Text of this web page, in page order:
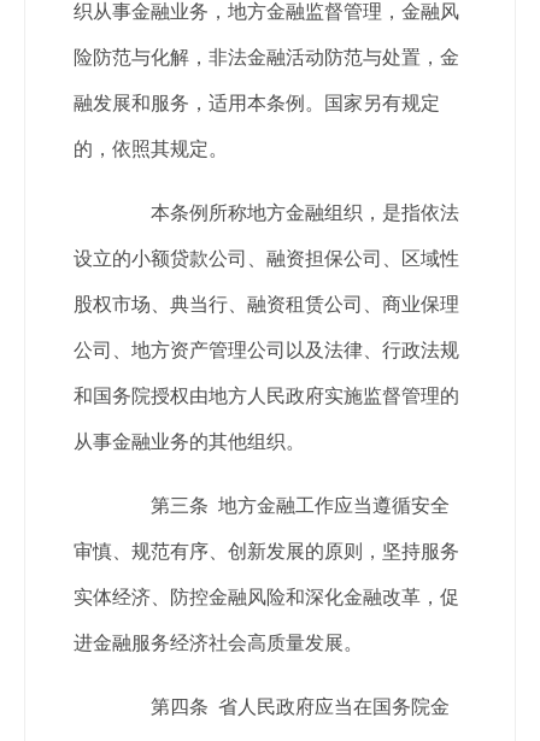
织从事金融业务，地方金融监督管理，金融风
险防范与化解，非法金融活动防范与处置，金
融发展和服务，适用本条例。国家另有规定
的，依照其规定。
本条例所称地方金融组织，是指依法
设立的小额贷款公司、融资担保公司、区域性
股权市场、典当行、融资租赁公司、商业保理
公司、地方资产管理公司以及法律、行政法规
和国务院授权由地方人民政府实施监督管理的
从事金融业务的其他组织。
第三条 地方金融工作应当遵循安全
审慎、规范有序、创新发展的原则，坚持服务
实体经济、防控金融风险和深化金融改革，促
进金融服务经济社会高质量发展。
第四条 省人民政府应当在国务院金